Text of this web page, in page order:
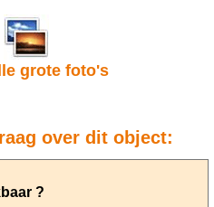
grote foto's
over dit object: